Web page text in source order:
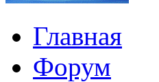
Главная
Форум